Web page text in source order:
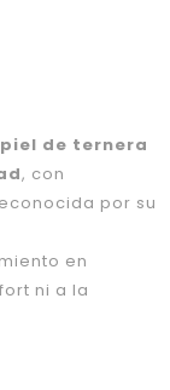
piel de ternera
, con
por su
en
ni a la